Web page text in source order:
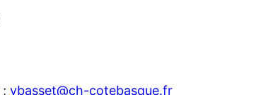
; vbasset@ch-cotebasque.fr